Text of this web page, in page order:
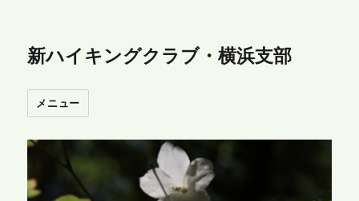
新ハイキングクラブ・横浜支部
メニュー